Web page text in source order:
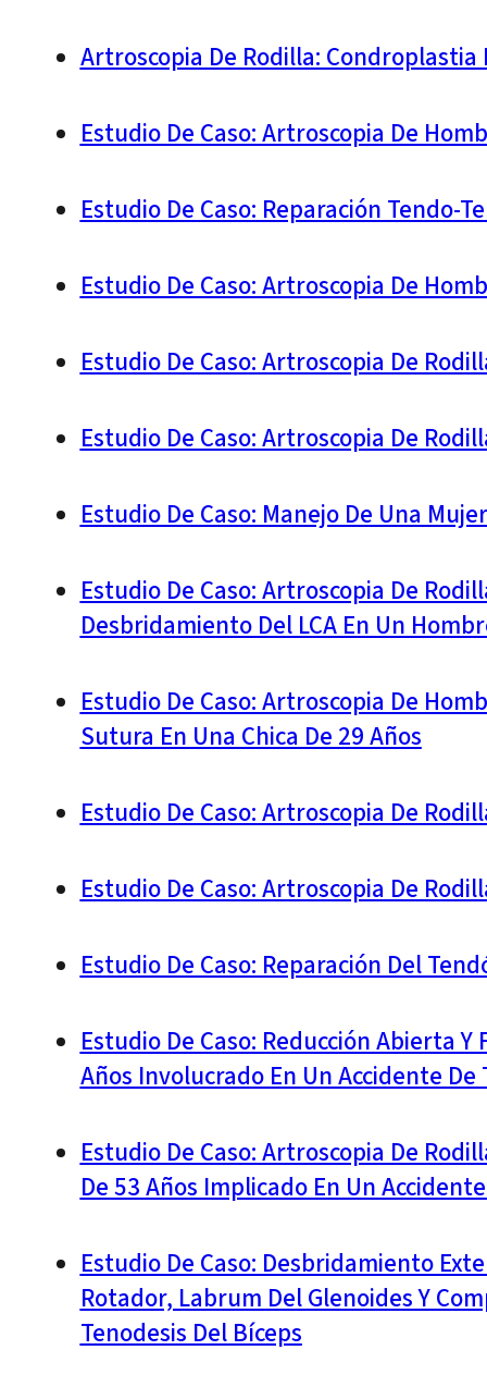
Artroscopia De Rodilla:
Estudio De Caso: Artroscopia De
Estudio De Caso: Reparación Tendo-
Estudio De Caso: Artroscopia De
Estudio De Caso: Artroscopia De
Estudio De Caso: Artroscopia De
Estudio De Caso: Manejo De Una
Estudio De Caso: Artroscopia De
Desbridamiento Del LCA En Un
Estudio De Caso: Artroscopia De
Sutura En Una Chica De 29 Años
Estudio De Caso: Artroscopia De
Estudio De Caso: Artroscopia De
Estudio De Caso: Reparación Del
Estudio De Caso: Reducción Abierta
Años Involucrado En Un Accidente De
Estudio De Caso: Artroscopia De
De 53 Años Implicado En Un
Estudio De Caso: Desbridamiento
Rotador, Labrum Del Glenoides Y
Tenodesis Del Bíceps